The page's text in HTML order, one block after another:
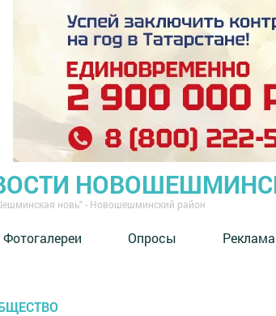
новь" - Новошешминский район
Фотогалереи Опросы Реклама